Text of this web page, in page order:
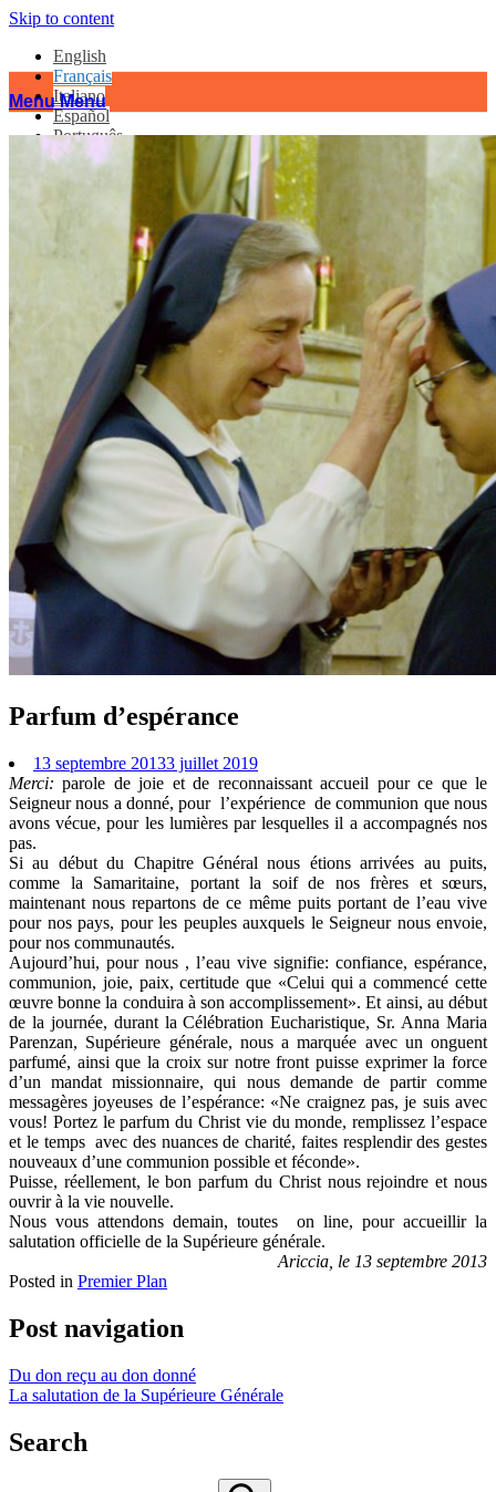
Skip to content
English
Français
Italiano
Español
Português
MenuMenu
Parfum d’espérance
13 septembre 20133 juillet 2019
Merci: parole de joie et de reconnaissant accueil pour ce que le
Seigneur nous a donné, pour l’expérience de communion que nous
avons vécue, pour les lumières par lesquelles il a accompagnés nos
pas.
Si au début du Chapitre Général nous étions arrivées au puits,
comme la Samaritaine, portant la soif de nos frères et sœurs,
maintenant nous repartons de ce même puits portant de l’eau vive
pour nos pays, pour les peuples auxquels le Seigneur nous envoie,
pour nos communautés.
Aujourd’hui, pour nous , l’eau vive signifie: confiance, espérance,
communion, joie, paix, certitude que «Celui qui a commencé cette
œuvre bonne la conduira à son accomplissement». Et ainsi, au début
de la journée, durant la Célébration Eucharistique, Sr. Anna Maria
Parenzan, Supérieure générale, nous a marquée avec un onguent
parfumé, ainsi que la croix sur notre front puisse exprimer la force
d’un mandat missionnaire, qui nous demande de partir comme
messagères joyeuses de l’espérance: «Ne craignez pas, je suis avec
vous! Portez le parfum du Christ vie du monde, remplissez l’espace
et le temps avec des nuances de charité, faites resplendir des gestes
nouveaux d’une communion possible et féconde».
Puisse, réellement, le bon parfum du Christ nous rejoindre et nous
ouvrir à la vie nouvelle.
Nous vous attendons demain, toutes on line, pour accueillir la
salutation officielle de la Supérieure générale.
Ariccia, le 13 septembre 2013
Posted in Premier Plan
Post navigation
Du don reçu au don donné
La salutation de la Supérieure Générale
Search